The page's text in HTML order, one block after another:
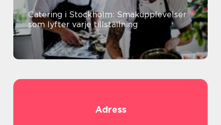
Catering i Stockholm: Smakupplevelser
som lyfter varje tillställning
Adress